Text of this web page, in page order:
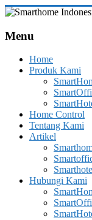
Skip
content
Indonesia
Leading
System
Consultant
Home,
Office
Automation
Menu
Home
Produk Kami
Home Control
Tentang Kami
Artikel
Hubungi Kami